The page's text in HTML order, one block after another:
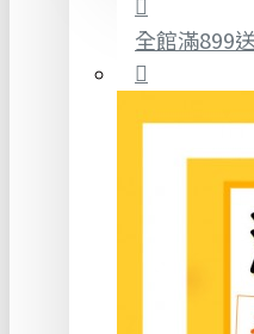
全館滿899